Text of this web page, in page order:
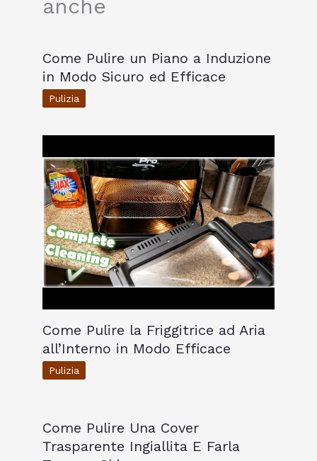
anche
Come Pulire un Piano a Induzione
in Modo Sicuro ed Efficace
Pulizia
Come Pulire la Friggitrice ad Aria
all’Interno in Modo Efficace
Pulizia
Come Pulire Una Cover
Trasparente Ingiallita E Farla